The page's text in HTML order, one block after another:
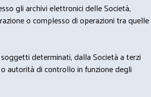
gli archivi elettronici delle Società,
o complesso di operazioni tra quelle
determinati, dalla Società a terzi
autorità di controllo in funzione degli